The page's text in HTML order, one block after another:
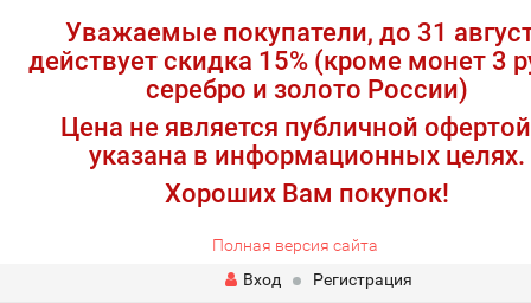
Уважаемые покупатели, до 31
действует скидка 15% (кроме монет 3
серебро и золото России)
Цена не является публичной
указана в информационных целях.
Хороших Вам покупок!
Полная версия сайта
Вход
Регистрация